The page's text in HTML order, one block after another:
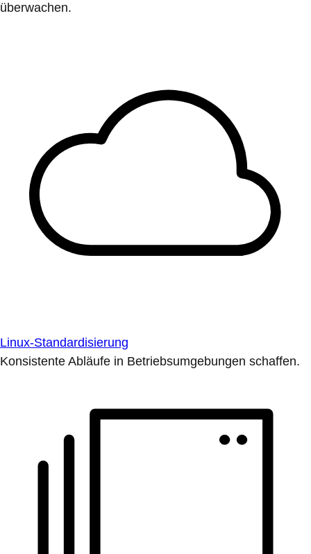
überwachen.
Linux-Standardisierung
Konsistente Abläufe in Betriebsumgebungen schaffen.